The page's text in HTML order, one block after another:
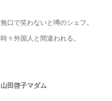
無口で笑わないと噂のシェフ。
時々外国人と間違われる。
山田啓子マダム